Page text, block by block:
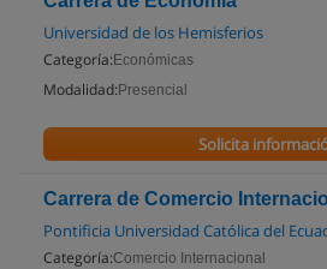
Universidad de los Hemisferios
Categoría: Económicas
Modalidad: Presencial
Solicita
Carrera de Comercio
Pontificia Universidad Católica del
Categoría:Comercio Internacional